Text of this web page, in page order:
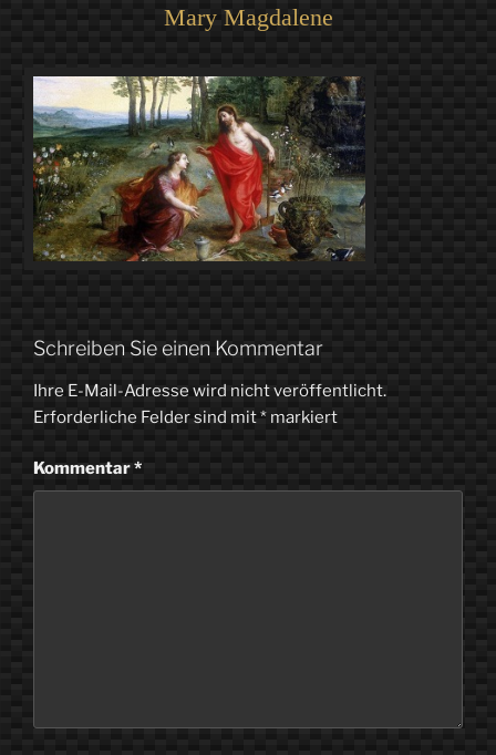
Mary Magdalene
Schreiben Sie einen Kommentar
Ihre E-Mail-Adresse wird nicht veröffentlicht.
Erforderliche Felder sind mit* markiert
Kommentar*